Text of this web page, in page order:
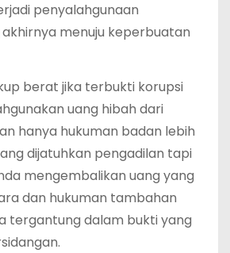
penyalahgunaan
menuju keperbuatan
berat jika terbukti korupsi
uang hibah dari
hanya hukuman badan lebih
dijatuhkan pengadilan tapi
mengembalikan uang yang
dan hukuman tambahan
tergantung dalam bukti yang